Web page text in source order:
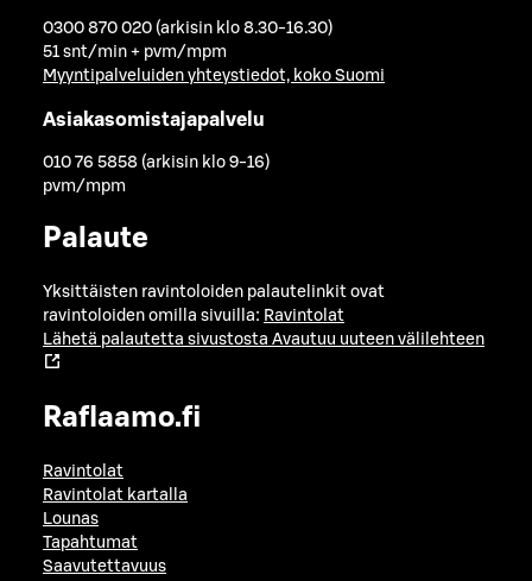
0300 870 020 (arkisin klo 8.30-16.30)
51 snt/min + pvm/mpm
Myyntipalveluiden yhteystiedot, koko Suomi
Asiakasomistajapalvelu
010 76 5858 (arkisin klo 9-16)
pvm/mpm
Palaute
Yksittäisten ravintoloiden palautelinkit ovat
ravintoloiden omilla sivuilla: Ravintolat
Lähetä palautetta sivustosta Avautuu uuteen välilehteen
Raflaamo.fi
Ravintolat
Ravintolat kartalla
Lounas
Tapahtumat
Saavutettavuus